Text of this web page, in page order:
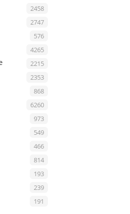
2458
2747
576
4265
2215
2353
868
6260
973
549
466
814
193
239
191